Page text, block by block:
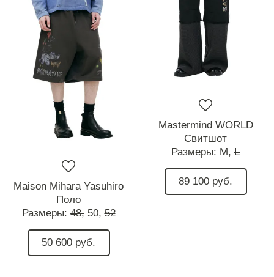
Maison Mihara Yasuhiro
Поло
Размеры:48, 50, 52
50 600 руб.
Mastermind WORLD
Свитшот
Размеры: M, L
89 100 руб.